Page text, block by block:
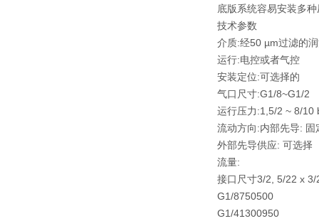
底版系统容易安装多
技术参数
介质:经50 µm过滤的
运行:电控或者气控
安装定位:可选择的
气口尺寸:G1/8~G1/2
运行压力:1,5/2 ~ 8/10
流动方向:内部先导: 固
外部先导供应: 可选择
流量:
接口尺寸3/2, 5/22 x 3/
G1/8750500
G1/41300950